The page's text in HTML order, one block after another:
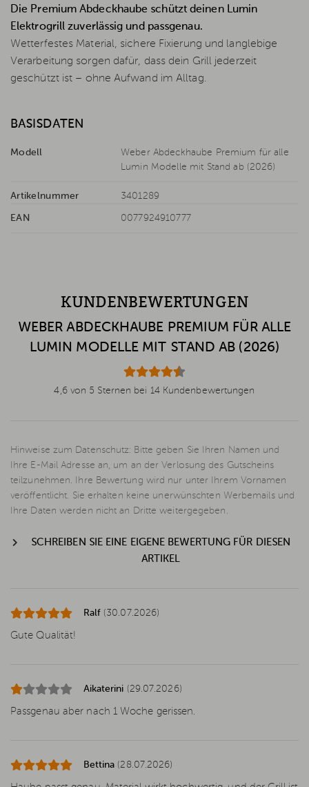
Die Premium Abdeckhaube schützt deinen Lumin
Elektrogrill zuverlässig und passgenau.
Wetterfestes Material, sichere Fixierung und langlebige
Verarbeitung sorgen dafür, dass dein Grill jederzeit
geschützt ist – ohne Aufwand im Alltag.
BASISDATEN
Modell
Weber Abdeckhaube Premium für alle
Lumin Modelle mit Stand ab (2026)
Artikelnummer 3401289
EAN 0077924910777
KUNDENBEWERTUNGEN
WEBER ABDECKHAUBE PREMIUM FÜR ALLE
LUMIN MODELLE MIT STAND AB (2026)
4,6 von 5 Sternen bei 14 Kundenbewertungen
Hinweise zum Datenschutz: Bitte geben Sie Ihren Namen und
Ihre E-Mail Adresse an, um an der Verlosung des Gutscheins
teilzunehmen. Ihre Bewertung wird nur unter Ihrem Vornamen
veröffentlicht. Sie erhalten keine unerwünschten Werbemails und
Ihre Daten werden nicht an Dritte weitergegeben.
SCHREIBEN SIE EINE EIGENE BEWERTUNG FÜR DIESEN
ARTIKEL
Ralf (30.07.2026)
Gute Qualität!
Aikaterini (29.07.2026)
Passgenau aber nach 1 Woche gerissen.
Bettina (28.07.2026)